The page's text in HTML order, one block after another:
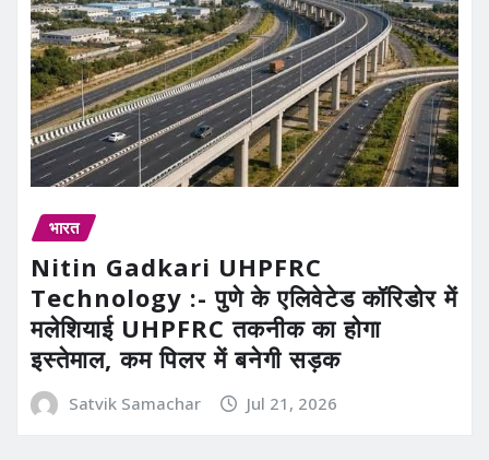
भारत
Nitin Gadkari UHPFRC
Technology :- पुणे के एलिवेटेड कॉरिडोर में
मलेशियाई UHPFRC तकनीक का होगा
इस्तेमाल, कम पिलर में बनेगी सड़क
Satvik Samachar Jul 21, 2026